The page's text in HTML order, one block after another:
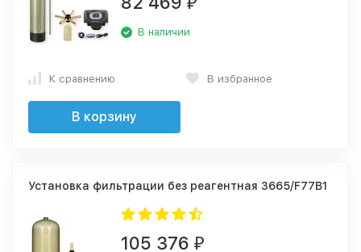
₽
В наличии
К сравнению В избранное
В корзину
Установка фильтрации без реагентная 3665/F77B1
105 376 ₽